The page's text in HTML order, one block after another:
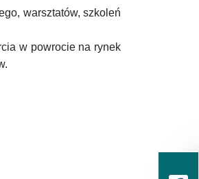
warsztatów, szkoleń
w powrocie na rynek